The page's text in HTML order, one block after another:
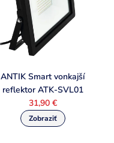
ANTIK Smart vonkajší
reflektor ATK-SVL01
31,90 €